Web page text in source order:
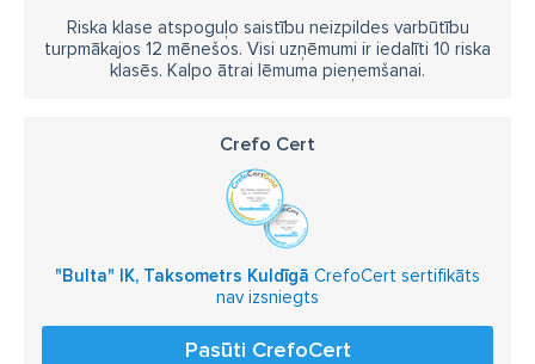
Riska klase atspoguļo saistību neizpildes varbūtību
turpmākajos 12 mēnešos. Visi uzņēmumi ir iedalīti 10 riska
klasēs. Kalpo ātrai lēmuma pieņemšanai.
Crefo Cert
"Bulta" IK, Taksometrs Kuldīgā CrefoCert sertifikāts
nav izsniegts
Pasūti CrefoCert